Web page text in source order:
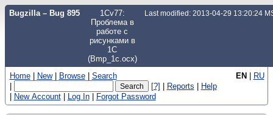
Bugzilla – Bug 895
1Cv77:
Проблема в
работе с
рисунками в
1С
(Bmp_1c.ocx)
Last modified: 2013-04-29 13:20:24
EN | RU
Home | New | Browse | Search
|
[?] | Reports | Help
| New Account | Log In | Forgot Password